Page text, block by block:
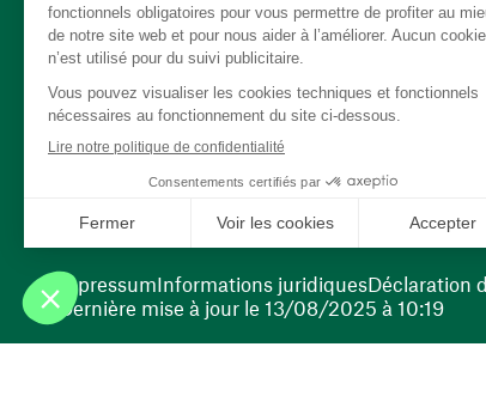
(ouvre une nouvelle fenêtre)
(ouvre une nouvelle fenêtre)
Nos
Dernière mise à jour le 13/08/2025 à 10:19
ImpressumInformations juridiquesDéclaration